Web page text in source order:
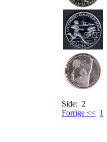
Side: 2
Forrige << 1